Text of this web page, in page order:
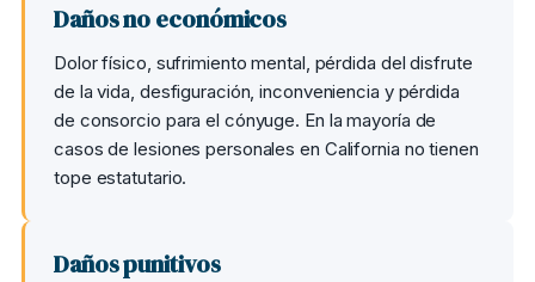
Daños no económicos
Dolor físico, sufrimiento mental, pérdida del disfrute
de la vida, desfiguración, inconveniencia y pérdida
de consorcio para el cónyuge. En la mayoría de
casos de lesiones personales en California no tienen
tope estatutario.
Daños punitivos